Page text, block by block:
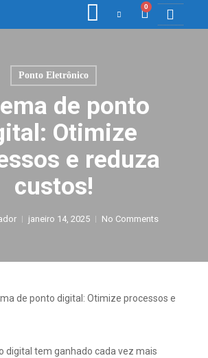
0
Ponto Eletrônico
de ponto
Otimize
e reduza
custos!
janeiro 14, 2025 No Comments
de ponto digital: Otimize processos e
digital tem ganhado cada vez mais